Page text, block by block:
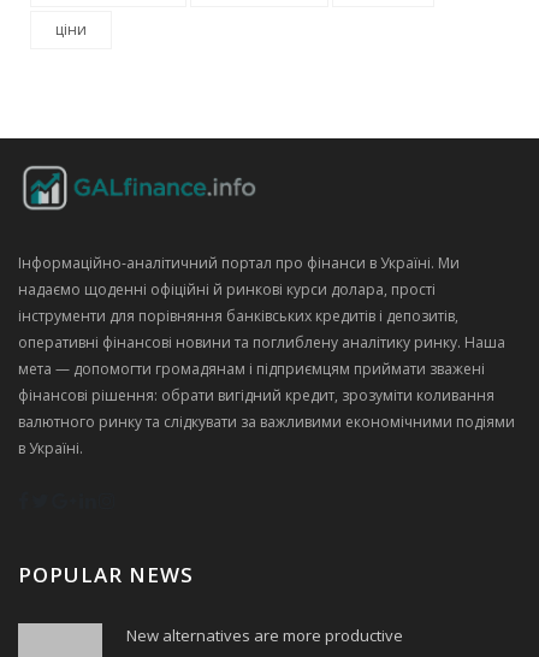
ціни
Інформаційно‑аналітичний портал про фінанси в Україні. Ми
надаємо щоденні офіційні й ринкові курси долара, прості
інструменти для порівняння банківських кредитів і депозитів,
оперативні фінансові новини та поглиблену аналітику ринку. Наша
мета — допомогти громадянам і підприємцям приймати зважені
фінансові рішення: обрати вигідний кредит, зрозуміти коливання
валютного ринку та слідкувати за важливими економічними подіями
в Україні.
POPULAR NEWS
New alternatives are more productive